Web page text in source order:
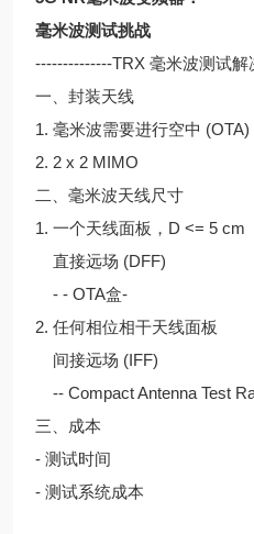
毫米波测试挑战
--------------TRX 毫米波测试解
一、封装天线
1. 毫米波需要进行空中 (OTA)
2. 2 x 2 MIMO
二、毫米波天线尺寸
1. 一个天线面板，D <= 5 cm
直接远场 (DFF)
- - OTA盒-
2. 任何相位相干天线面板
间接远场 (IFF)
-- Compact Antenna Test
三、成本
- 测试时间
- 测试系统成本